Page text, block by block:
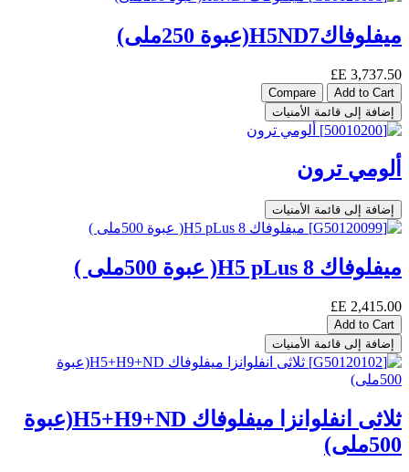
ميفلوفاكH5ND7(عبوة 250ملى)
3,737.50
Add to Cart
Compare
إضافة إلى قائمة الأمنيات
ألومي ترون
إضافة إلى قائمة الأمنيات
ميفلوفاك H5 pLus 8( عبوة 500ملى )
2,415.00
Add to Cart
إضافة إلى قائمة الأمنيات
ثلاثى انفلوانزا ميفلوفاك H5+H9+ND(عبوة
500ملى)